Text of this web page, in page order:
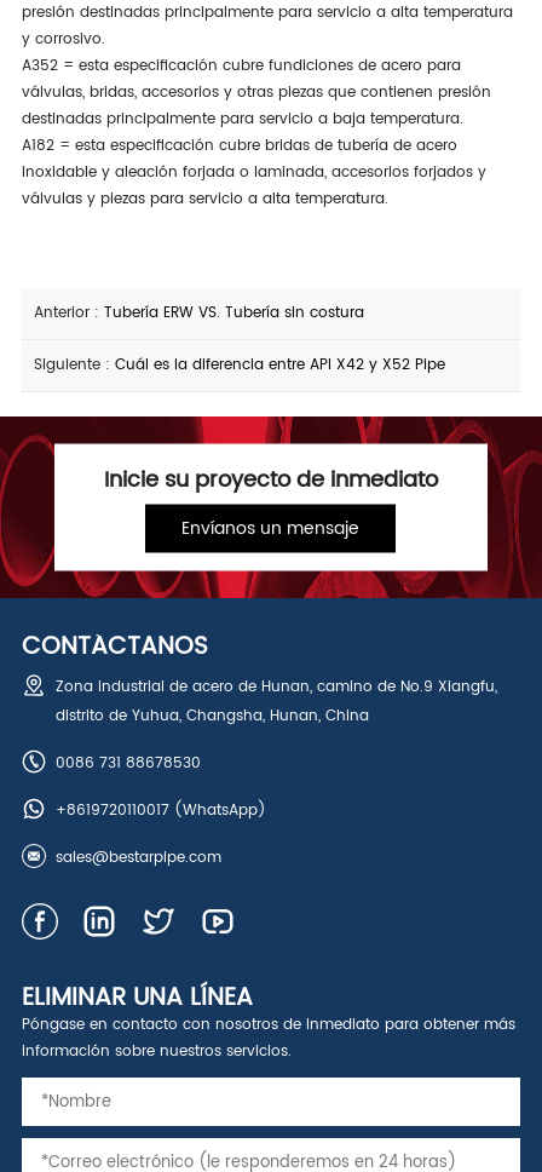
presión destinadas principalmente para servicio a alta temperatura
y corrosivo.
A352 = esta especificación cubre fundiciones de acero para
válvulas, bridas, accesorios y otras piezas que contienen presión
destinadas principalmente para servicio a baja temperatura.
A182 = esta especificación cubre bridas de tubería de acero
inoxidable y aleación forjada o laminada, accesorios forjados y
válvulas y piezas para servicio a alta temperatura.
Anterior : Tubería ERW VS. Tubería sin costura
Siguiente : Cuál es la diferencia entre API X42 y X52 Pipe
Inicie su proyecto de inmediato
Envíanos un mensaje
CONTÁCTANOS
Zona industrial de acero de Hunan, camino de No.9 Xiangfu,
distrito de Yuhua, Changsha, Hunan, China
0086 731 88678530
+8619720110017(WhatsApp)
sales@bestarpipe.com
ELIMINAR UNA LÍNEA
Póngase en contacto con nosotros de inmediato para obtener más
información sobre nuestros servicios.